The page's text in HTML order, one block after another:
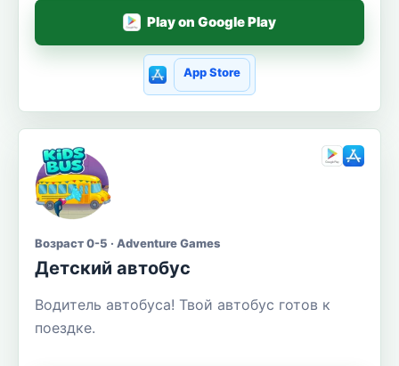
Play on Google Play
App Store
Возраст 0-5 · Adventure Games
Детский автобус
Водитель автобуса! Твой автобус готов к
поездке.